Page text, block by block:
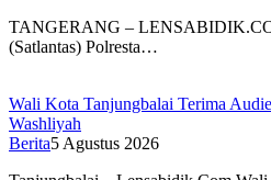
TANGERANG –
(Satlantas) Polresta…
Wali Kota Tanjungbalai Terima
Washliyah
Berita5 Agustus 2026